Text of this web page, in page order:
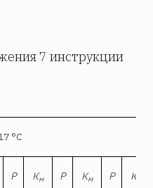
7 инструкции
°С
Р Км Р Км Р К